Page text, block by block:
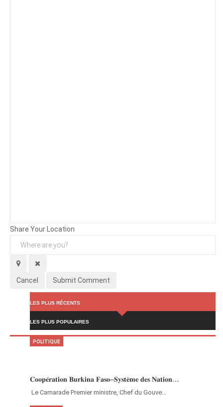
Share Your Location
Cancel Submit Comment
LES PLUS RÉCENTS
LES PLUS POPULAIRES
𝐂𝐨𝐨𝐩𝐞́𝐫𝐚𝐭𝐢𝐨𝐧 𝐁𝐮𝐫𝐤𝐢𝐧𝐚 𝐅𝐚𝐬𝐨–𝐒𝐲𝐬𝐭𝐞̀𝐦𝐞 𝐝𝐞𝐬 𝐍𝐚𝐭𝐢𝐨𝐧…
‎Le Camarade Premier ministre, Chef du Gouve…
POLITIQUE